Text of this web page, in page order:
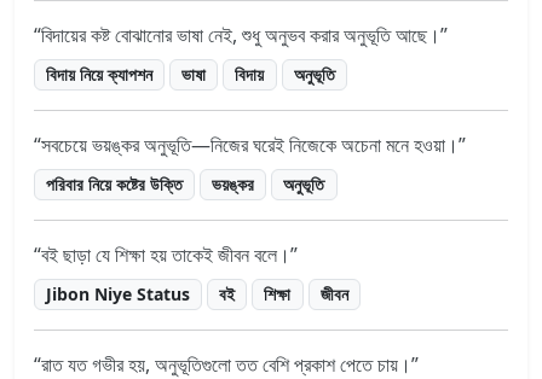
বিদায়ের কষ্ট বোঝানোর ভাষা নেই, শুধু অনুভব করার অনুভূতি আছে।
বিদায় নিয়ে ক্যাপশন ভাষা বিদায় অনুভূতি
সবচেয়ে ভয়ঙ্কর অনুভূতি—নিজের ঘরেই নিজেকে অচেনা মনে হওয়া।
পরিবার নিয়ে কষ্টের উক্তি ভয়ঙ্কর অনুভূতি
বই ছাড়া যে শিক্ষা হয় তাকেই জীবন বলে।
Jibon Niye Status বই শিক্ষা জীবন
রাত যত গভীর হয়, অনুভূতিগুলো তত বেশি প্রকাশ পেতে চায়।